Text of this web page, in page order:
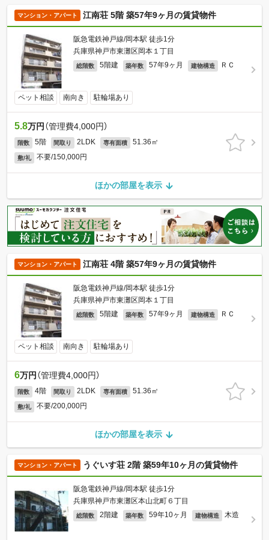
マンション・アパート 江南荘 5階 築57年9ヶ月の賃貸物件
阪急電鉄神戸線/岡本駅 徒歩1分
兵庫県神戸市東灘区岡本１丁目
総階数 5階建 築年数 57年9ヶ月 建物構造 ＲＣ
ペット相談 南向き 駐輪場あり
5.8万円 （管理費4,000円）
階数 5階 間取り 2LDK 専有面積 51.36㎡
敷/礼 不要/150,000円
ほかの部屋を表示
マンション・アパート 江南荘 4階 築57年9ヶ月の賃貸物件
阪急電鉄神戸線/岡本駅 徒歩1分
兵庫県神戸市東灘区岡本１丁目
総階数 5階建 築年数 57年9ヶ月 建物構造 ＲＣ
ペット相談 南向き 駐輪場あり
6万円 （管理費4,000円）
階数 4階 間取り 2LDK 専有面積 51.36㎡
敷/礼 不要/200,000円
ほかの部屋を表示
マンション・アパート うぐいす荘 2階 築59年10ヶ月の賃貸物件
阪急電鉄神戸線/岡本駅 徒歩1分
兵庫県神戸市東灘区本山北町６丁目
総階数 2階建 築年数 59年10ヶ月 建物構造 木造